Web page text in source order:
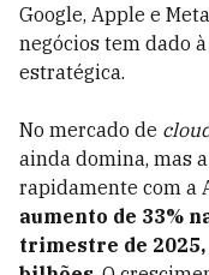
Google, Apple e
negócios tem dado
estratégica.
No mercado de
ainda domina, mas
rapidamente com a
aumento de 33%
trimestre de 2025,